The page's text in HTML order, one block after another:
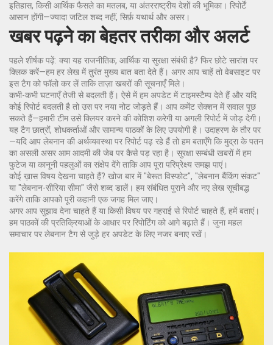
इतिहास, किसी आर्थिक फैसले का मतलब, या अंतरराष्ट्रीय देशों की भूमिका। रिपोर्टें
आसान होंगी—ज्यादा जटिल शब्द नहीं, सिर्फ़ यथार्थ और असर।
खबर पढ़ने का बेहतर तरीका और अलर्ट
पहले शीर्षक पढ़ें: क्या यह राजनीतिक, आर्थिक या सुरक्षा संबंधी है? फिर छोटे सारांश पर
क्लिक करें—हम हर लेख में तुरंत मुख्य बात बता देते हैं। अगर आप चाहें तो वेबसाइट पर
इस टैग को फॉलो कर लें ताकि ताज़ा खबरों की सूचनाएँ मिले।
कभी-कभी घटनाएँ तेजी से बदलती हैं। ऐसे में हम अपडेट में टाइमस्टैम्प देते हैं और यदि
कोई रिपोर्ट बदलती है तो उस पर नया नोट जोड़ते हैं। आप कमेंट सेक्शन में सवाल पूछ
सकते हैं—हमारी टीम उसे क्लियर करने की कोशिश करेगी या अगली रिपोर्ट में जोड़ देगी।
यह टैग छात्रों, शोधकर्ताओं और सामान्य पाठकों के लिए उपयोगी है। उदाहरण के तौर पर
—यदि आप लेबनान की अर्थव्यवस्था पर रिपोर्ट पढ़ रहे हैं तो हम बताएँगे कि मुद्रा के पतन
का असली असर आम आदमी की जेब पर कैसे पड़ रहा है। सुरक्षा सम्बंधी खबरों में हम
फुटेज या कानूनी पहलुओं का संक्षेप देंगे ताकि आप पूरा परिप्रेक्ष्य समझ पाएं।
कोई ख़ास विषय देखना चाहते हैं? खोज बार में "बेरूत विस्फोट", "लेबनान बैंकिंग संकट"
या "लेबनान-सीरिया सीमा" जैसे शब्द डालें। हम संबंधित पुराने और नए लेख सूचीबद्ध
करेंगे ताकि आपको पूरी कहानी एक जगह मिल जाए।
अगर आप सुझाव देना चाहते हैं या किसी विषय पर गहराई से रिपोर्ट चाहते हैं, हमें बताएं।
हम पाठकों की प्रतिक्रियाओं के आधार पर रिपोर्टिंग को आगे बढ़ाते हैं। जुना महल
समाचार पर लेबनान टैग से जुड़े हर अपडेट के लिए नजर बनाए रखें।